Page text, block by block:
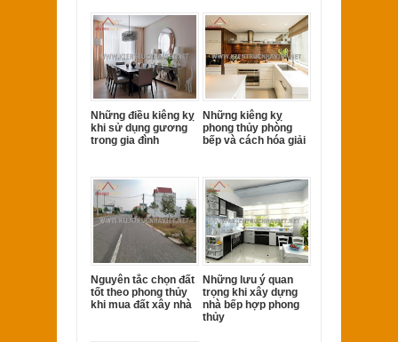
Những điều kiêng kỵ
khi sử dụng gương
trong gia đình
Những kiêng kỵ
phong thủy phòng
bếp và cách hóa giải
Nguyên tắc chọn đất
tốt theo phong thủy
khi mua đất xây nhà
Những lưu ý quan
trọng khi xây dựng
nhà bếp hợp phong
thủy